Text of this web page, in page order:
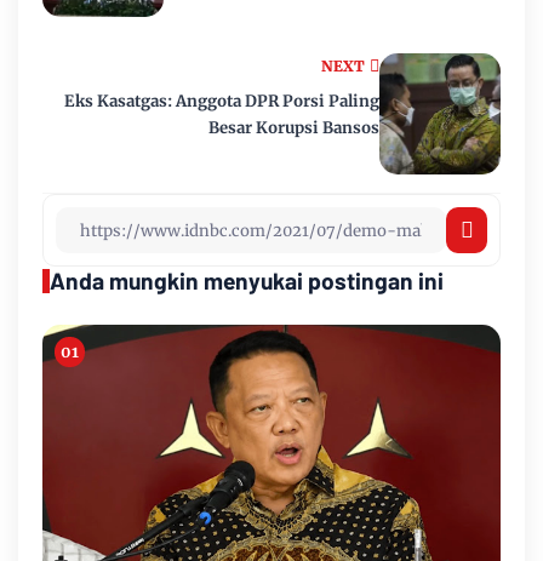
NEXT
Eks Kasatgas: Anggota DPR Porsi Paling
Besar Korupsi Bansos
Anda mungkin menyukai postingan ini